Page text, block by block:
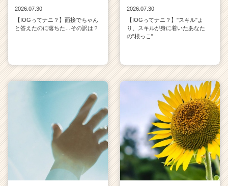
2026.07.30
【IOGってナニ？】面接でちゃん
と答えたのに落ちた…その訳は？
2026.07.30
【IOGってナニ？】"スキル"よ
り、スキルが身に着いたあなた
の"根っこ"